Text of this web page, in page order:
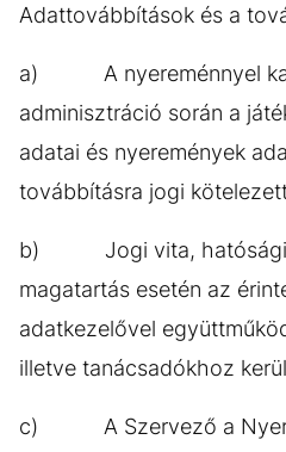
Adattovábbítások és a
a) A nyereménnyel
adminisztráció során a
adatai és nyeremények
továbbításra jogi
b) Jogi vita, hatósági
magatartás esetén az
adatkezelővel
illetve tanácsadókhoz
c) A Szervező a